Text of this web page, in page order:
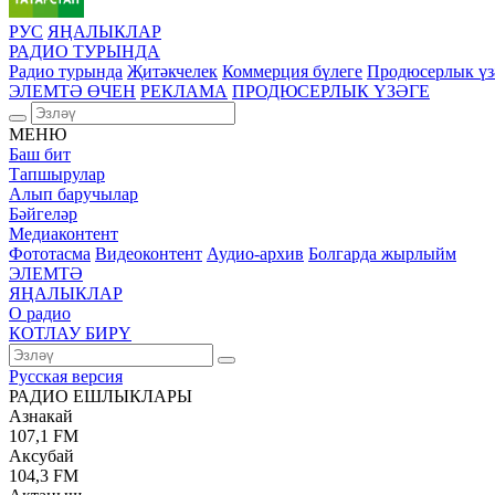
РУС ЯҢАЛЫКЛАР
РАДИО ТУРЫНДА
Радио турында Җитәкчелек Коммерция бүлеге Продюсерлык
ЭЛЕМТӘ ӨЧЕН РЕКЛАМА ПРОДЮСЕРЛЫК ҮЗӘГЕ
МЕНЮ
Баш бит
Тапшырулар
Алып баручылар
Бәйгеләр
Медиаконтент
Фототасма Видеоконтент Аудио-архив Болгарда жырлыйм
ЭЛЕМТӘ
ЯҢАЛЫКЛАР
О радио
КОТЛАУ БИРҮ
Русская версия
РАДИО ЕШЛЫКЛАРЫ
Азнакай
107,1 FM
Аксубай
104,3 FM